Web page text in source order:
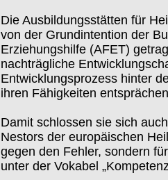
Die Ausbildungsstätten für
von der Grundintention der
Erziehungshilfe (AFET)
nachträgliche
Entwicklungsprozess hinter
ihren Fähigkeiten
Damit schlossen sie sich
Nestors der europäischen
gegen den Fehler, sondern
unter der Vokabel